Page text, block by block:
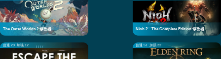
The Outer Worlds 2 修改器 Nioh 2 – The Complete Edition 修改器
普通 20 加强 12 普通 51 加强 32